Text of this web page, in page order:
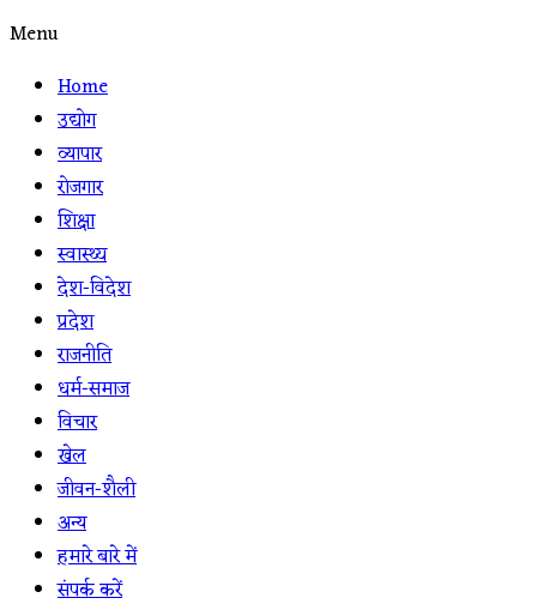
Menu
Home
उद्योग
व्यापार
रोजगार
शिक्षा
स्वास्थ्य
देश-विदेश
प्रदेश
राजनीति
धर्म-समाज
विचार
खेल
जीवन-शैली
अन्य
हमारे बारे में
संपर्क करें